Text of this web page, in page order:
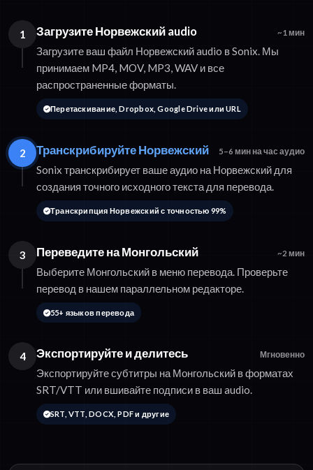
1 Загрузите Норвежский audio ~1 мин
Загрузите ваш файл Норвежский audio в Sonix. Мы
принимаем MP4, MOV, MP3, WAV и все
распространенные форматы.
Перетаскивание, Dropbox, Google Drive или URL
2 Транскрибируйте Норвежский 5–6 мин на час аудио
Sonix транскрибирует ваше аудио на Норвежский для
создания точного исходного текста для перевода.
Транскрипция Норвежский с точностью 99%
3 Переведите на Монгольский ~2 мин
Выберите Монгольский в меню перевода. Проверьте
перевод в нашем параллельном редакторе.
55+ языков перевода
4 Экспортируйте и делитесь Мгновенно
Экспортируйте субтитры на Монгольский в форматах
SRT/VTT или вшивайте подписи в ваш audio.
SRT, VTT, DOCX, PDF и другие